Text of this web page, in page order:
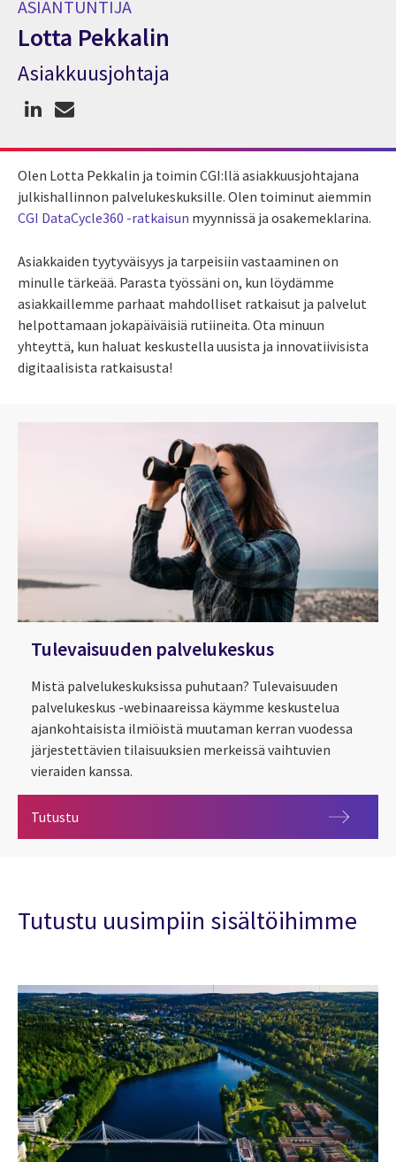
ASIANTUNTIJA
Lotta Pekkalin
Asiantuntija Lotta Pekkalin
Asiakkuusjohtaja
Olen Lotta Pekkalin ja toimin CGI:llä asiakkuusjohtajana
julkishallinnon palvelukeskuksille. Olen toiminut aiemmin
CGI DataCycle360 -ratkaisun myynnissä ja osakemeklarina.
Asiakkaiden tyytyväisyys ja tarpeisiin vastaaminen on
minulle tärkeää. Parasta työssäni on, kun löydämme
asiakkaillemme parhaat mahdolliset ratkaisut ja palvelut
helpottamaan jokapäiväisiä rutiineita. Ota minuun
yhteyttä, kun haluat keskustella uusista ja innovatiivisista
digitaalisista ratkaisusta!
Tulevaisuuden palvelukeskus
Mistä palvelukeskuksissa puhutaan? Tulevaisuuden
palvelukeskus -webinaareissa käymme keskustelua
ajankohtaisista ilmiöistä muutaman kerran vuodessa
järjestettävien tilaisuuksien merkeissä vaihtuvien
vieraiden kanssa.
Tutustu
Tutustu uusimpiin sisältöihimme